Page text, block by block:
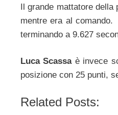
Il grande mattatore della
mentre era al
terminando a 9.627
Luca Scassaè invece
posizione con 25 punti,
Related Posts: